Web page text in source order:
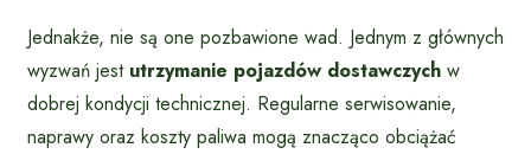
Jednakże, nie są one pozbawione wad. Jednym z głównych
wyzwań jest utrzymanie pojazdów dostawczych w
dobrej kondycji technicznej. Regularne serwisowanie,
naprawy oraz koszty paliwa mogą znacząco obciążać